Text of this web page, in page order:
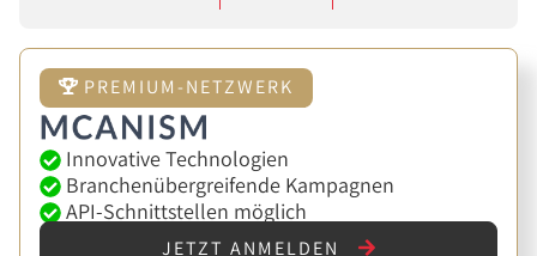
PREMIUM-NETZWERK
Innovative Technologien
Branchenübergreifende Kampagnen
API-Schnittstellen möglich
JETZT ANMELDEN